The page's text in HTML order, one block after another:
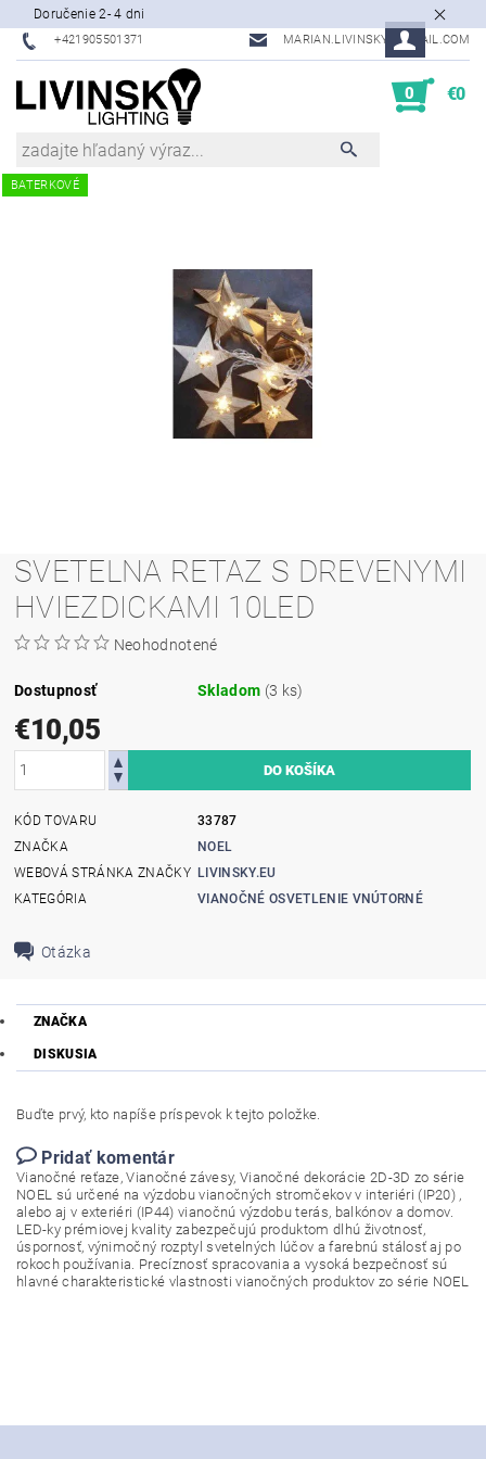
Doručenie 2- 4 dni
+421905501371 MARIAN.LIVINSKY@GMAIL.COM
0 €0
BATERKOVÉ
SVETELNA RETAZ S DREVENYMI
HVIEZDICKAMI 10LED
Neohodnotené
Dostupnosť Skladom (3 ks)
€10,05
KÓD TOVARU
33787
ZNAČKA
NOEL
WEBOVÁ STRÁNKA ZNAČKY LIVINSKY.EU
KATEGÓRIA
VIANOČNÉ OSVETLENIE VNÚTORNÉ
Otázka
ZNAČKA
DISKUSIA
Buďte prvý, kto napíše príspevok k tejto položke.
Pridať komentár
Vianočné reťaze, Vianočné závesy, Vianočné dekorácie 2D-3D zo série
NOEL sú určené na výzdobu vianočných stromčekov v interiéri (IP20) ,
alebo aj v exteriéri (IP44) vianočnú výzdobu terás, balkónov a domov.
LED-ky prémiovej kvality zabezpečujú produktom dlhú životnosť,
úspornosť, výnimočný rozptyl svetelných lúčov a farebnú stálosť aj po
rokoch používania. Precíznosť spracovania a vysoká bezpečnosť sú
hlavné charakteristické vlastnosti vianočných produktov zo série NOEL